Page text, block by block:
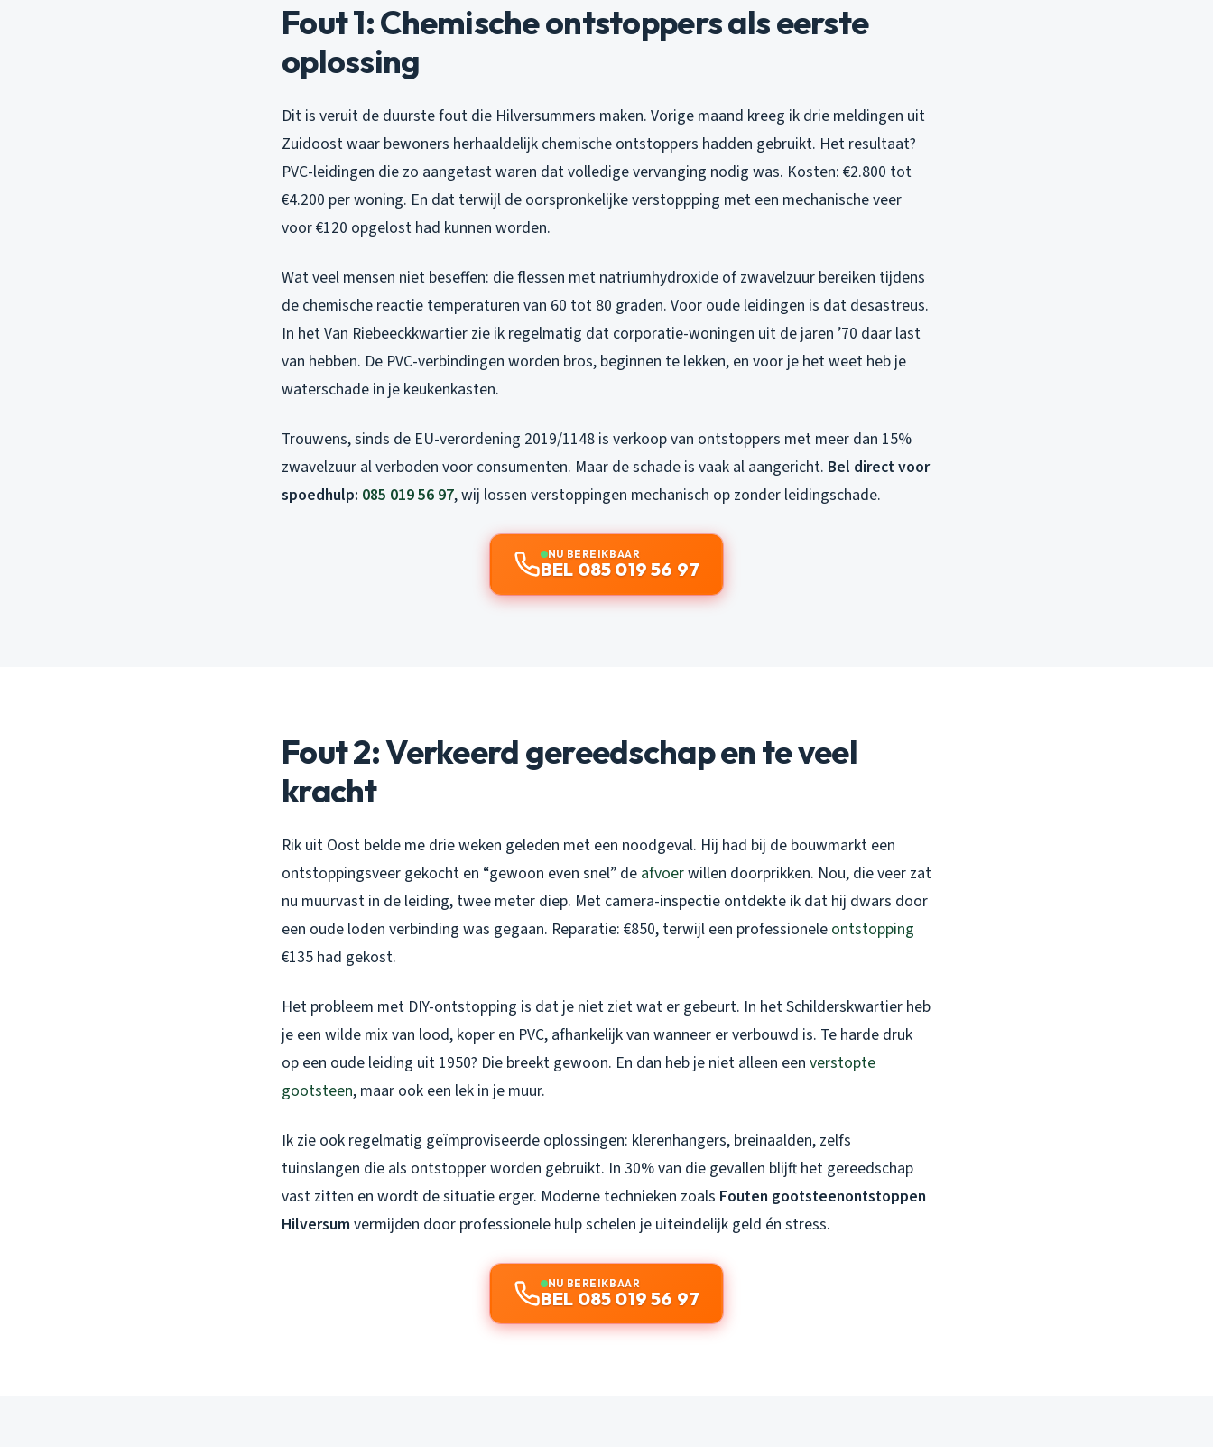
Fout 1: Chemische ontstoppers als eerste
oplossing
Dit is veruit de duurste fout die Hilversummers maken. Vorige maand kreeg ik drie meldingen uit
Zuidoost waar bewoners herhaaldelijk chemische ontstoppers hadden gebruikt. Het resultaat?
PVC-leidingen die zo aangetast waren dat volledige vervanging nodig was. Kosten: €2.800 tot
€4.200 per woning. En dat terwijl de oorspronkelijke verstoppping met een mechanische veer
voor €120 opgelost had kunnen worden.
Wat veel mensen niet beseffen: die flessen met natriumhydroxide of zwavelzuur bereiken tijdens
de chemische reactie temperaturen van 60 tot 80 graden. Voor oude leidingen is dat desastreus.
In het Van Riebeeckkwartier zie ik regelmatig dat corporatie-woningen uit de jaren ’70 daar last
van hebben. De PVC-verbindingen worden bros, beginnen te lekken, en voor je het weet heb je
waterschade in je keukenkasten.
Trouwens, sinds de EU-verordening 2019/1148 is verkoop van ontstoppers met meer dan 15%
zwavelzuur al verboden voor consumenten. Maar de schade is vaak al aangericht. Bel direct voor
spoedhulp: 085 019 56 97, wij lossen verstoppingen mechanisch op zonder leidingschade.
NU BEREIKBAAR
BEL 085 019 56 97
Fout 2: Verkeerd gereedschap en te veel
kracht
Rik uit Oost belde me drie weken geleden met een noodgeval. Hij had bij de bouwmarkt een
ontstoppingsveer gekocht en “gewoon even snel” de afvoerwillen doorprikken. Nou, die veer zat
nu muurvast in de leiding, twee meter diep. Met camera-inspectie ontdekte ik dat hij dwars door
een oude loden verbinding was gegaan. Reparatie: €850, terwijl een professionele ontstopping
€135 had gekost.
Het probleem met DIY-ontstopping is dat je niet ziet wat er gebeurt. In het Schilderskwartier heb
je een wilde mix van lood, koper en PVC, afhankelijk van wanneer er verbouwd is. Te harde druk
op een oude leiding uit 1950? Die breekt gewoon. En dan heb je niet alleen een verstopte
gootsteen, maar ook een lek in je muur.
Ik zie ook regelmatig geïmproviseerde oplossingen: klerenhangers, breinaalden, zelfs
tuinslangen die als ontstopper worden gebruikt. In 30% van die gevallen blijft het gereedschap
vast zitten en wordt de situatie erger. Moderne technieken zoals Fouten gootsteenontstoppen
Hilversum vermijden door professionele hulp schelen je uiteindelijk geld én stress.
NU BEREIKBAAR
BEL 085 019 56 97